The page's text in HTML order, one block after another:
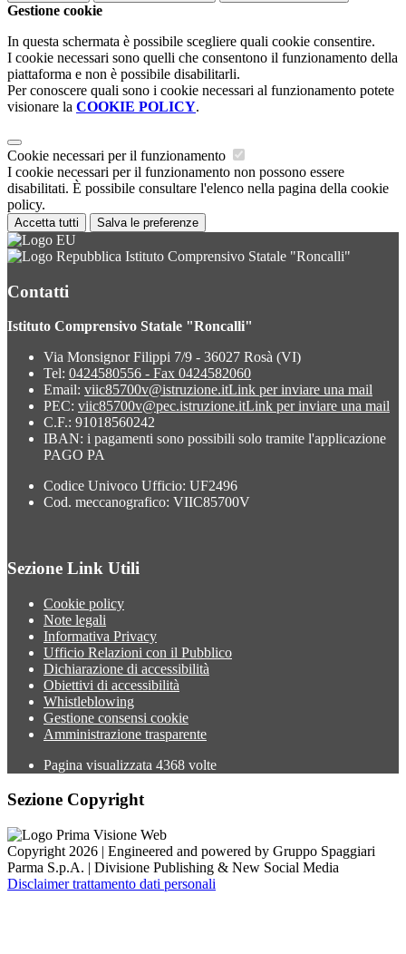
Gestione cookie
In questa schermata è possibile scegliere quali cookie consentire.
I cookie necessari sono quelli che consentono il funzionamento della
piattaforma e non è possibile disabilitarli.
Per conoscere quali sono i cookie necessari al funzionamento potete
visionare la COOKIE POLICY.
Cookie necessari per il funzionamento
I cookie necessari per il funzionamento non possono essere
disabilitati. È possibile consultare l'elenco nella pagina della cookie
policy.
Accetta tutti Salva le preferenze
Istituto Comprensivo Statale "Roncalli"
Contatti
Istituto Comprensivo Statale "Roncalli"
Via Monsignor Filippi 7/9 - 36027 Rosà (VI)
Tel: 0424580556 - Fax 0424582060
Email: viic85700v@istruzione.itLink per inviare una mail
PEC: viic85700v@pec.istruzione.itLink per inviare una mail
C.F.: 91018560242
IBAN: i pagamenti sono possibili solo tramite l'applicazione
PAGO PA
Codice Univoco Ufficio: UF2496
Cod. meccanografico: VIIC85700V
Sezione Link Utili
Cookie policy
Note legali
Informativa Privacy
Ufficio Relazioni con il Pubblico
Dichiarazione di accessibilità
Obiettivi di accessibilità
Whistleblowing
Gestione consensi cookie
Amministrazione trasparente
Pagina visualizzata 4368 volte
Sezione Copyright
Copyright 2026 | Engineered and powered by Gruppo Spaggiari
Parma S.p.A. | Divisione Publishing & New Social Media
Disclaimer trattamento dati personali